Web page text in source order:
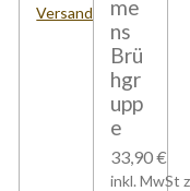
Versandkosten
me
ns
Brü
hgr
upp
e
33,90 €
inkl. MwSt